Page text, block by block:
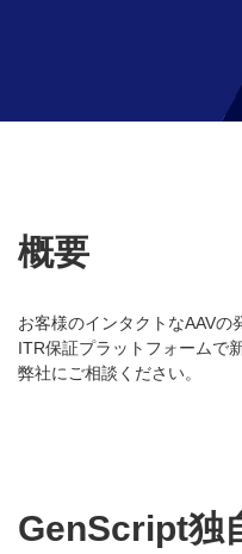
概要
お客様のインタクトなAAVの
ITR保証プラットフォームで
弊社にご相談ください。
GenScript独